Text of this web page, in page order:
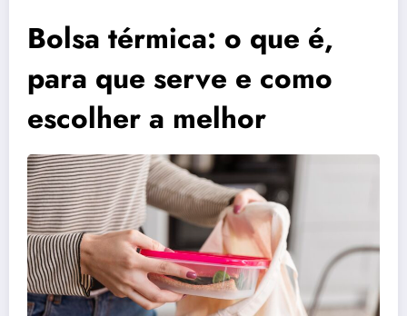
Bolsa térmica: o que é,
para que serve e como
escolher a melhor